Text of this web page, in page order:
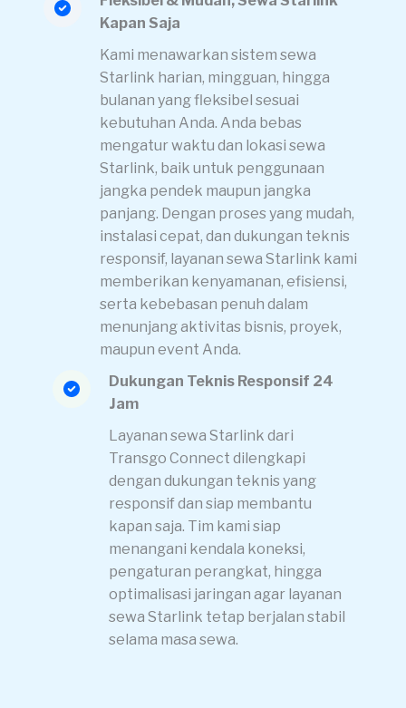
Kapan Saja
Kami menawarkan sistem sewa
Starlink harian, mingguan, hingga
bulanan yang fleksibel sesuai
kebutuhan Anda. Anda bebas
mengatur waktu dan lokasi sewa
Starlink, baik untuk penggunaan
jangka pendek maupun jangka
panjang. Dengan proses yang mudah,
instalasi cepat, dan dukungan teknis
responsif, layanan sewa Starlink kami
memberikan kenyamanan, efisiensi,
serta kebebasan penuh dalam
menunjang aktivitas bisnis, proyek,
maupun event Anda.
Dukungan Teknis Responsif 24
Jam
Layanan sewa Starlink dari
Transgo Connect dilengkapi
dengan dukungan teknis yang
responsif dan siap membantu
kapan saja. Tim kami siap
menangani kendala koneksi,
pengaturan perangkat, hingga
optimalisasi jaringan agar layanan
sewa Starlink tetap berjalan stabil
selama masa sewa.